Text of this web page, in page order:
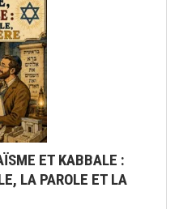
ET KABBALE :
LA PAROLE ET LA